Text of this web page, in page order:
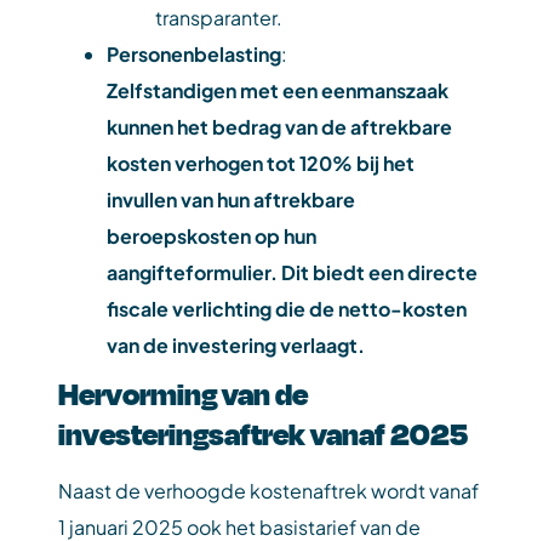
transparanter.
Personenbelasting:
Zelfstandigen met een eenmanszaak
kunnen het bedrag van de aftrekbare
kosten verhogen tot 120% bij het
invullen van hun aftrekbare
beroepskosten op hun
aangifteformulier. Dit biedt een directe
fiscale verlichting die de netto-kosten
van de investering verlaagt.
Hervorming van de
investeringsaftrek vanaf 2025
Naast de verhoogde kostenaftrek wordt vanaf
1 januari 2025 ook het basistarief van de